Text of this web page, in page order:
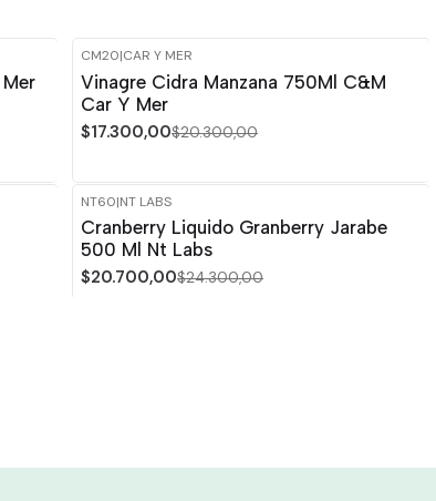
-15%
CM20|CAR Y MER
Vinagre Cidra Manzana 750Ml C&M
Car Y Mer
$17.300,00$20.300,00
-15% OFF
NT60|NT LABS
Cranberry Liquido Granberry Jarabe
500 Ml Nt Labs
$20.700,00$24.300,00